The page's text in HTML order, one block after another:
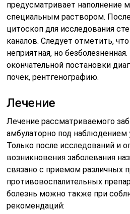
предусматривает наполнение
специальным раствором.
цитоскоп для исследования
каналов. Следует отметить,
неприятная, но
окончательной постановки
почек, рентгенографию.
Лечение
Лечение рассматриваемого
амбулаторно под наблюдением
Только после исследований и
возникновения заболевания
связано с приемом различных
противовоспалительных
болезнь можно также при
рекомендаций: